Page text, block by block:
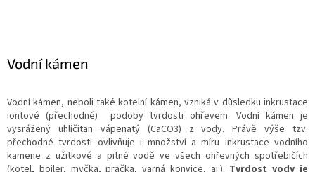
Vodní kámen
Vodní kámen, neboli také kotelní kámen, vzniká v důsledku inkrustace
iontové (přechodné) podoby tvrdosti ohřevem. Vodní kámen je
vysrážený uhličitan vápenatý (CaCO3) z vody. Právě výše tzv.
přechodné tvrdosti ovlivňuje i množství a míru inkrustace vodního
kamene z užitkové a pitné vodě ve všech ohřevných spotřebičích
(kotel, bojler, myčka, pračka, varná konvice, aj.). Tvrdost vody je